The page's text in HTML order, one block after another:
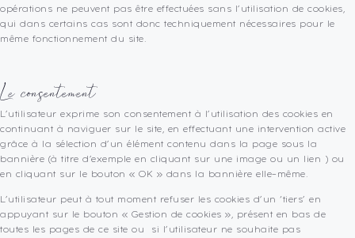
opérations ne peuvent pas être effectuées sans l’utilisation de cookies,
qui dans certains cas sont donc techniquement nécessaires pour le
même fonctionnement du site.
Le consentement
L’utilisateur exprime son consentement à l’utilisation des cookies en
continuant à naviguer sur le site, en effectuant une intervention active
grâce à la sélection d’un élément contenu dans la page sous la
bannière (à titre d’exemple en cliquant sur une image ou un lien ) ou
en cliquant sur le bouton « OK » dans la bannière elle-même.
L’utilisateur peut à tout moment refuser les cookies d’un ‘tiers’ en
appuyant sur le bouton « Gestion de cookies », présent en bas de
toutes les pages de ce site ou si l’utilisateur ne souhaite pas